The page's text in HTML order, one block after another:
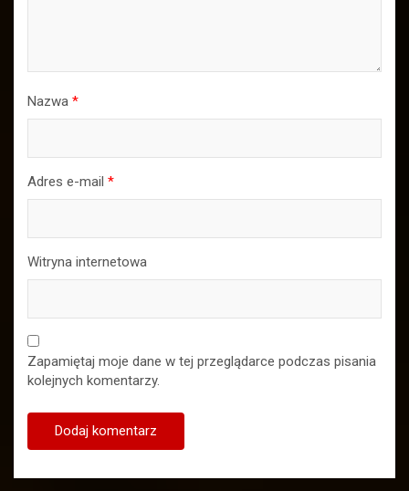
Nazwa *
Adres e-mail *
Witryna internetowa
Zapamiętaj moje dane w tej przeglądarce podczas pisania
kolejnych komentarzy.